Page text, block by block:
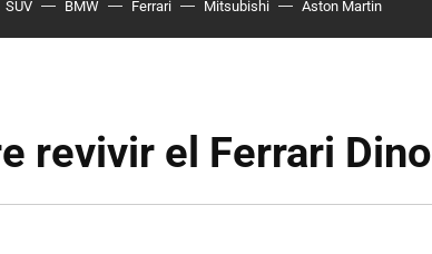
SUV BMW Ferrari Mitsubishi Aston Martin
revivir el Ferrari Dino